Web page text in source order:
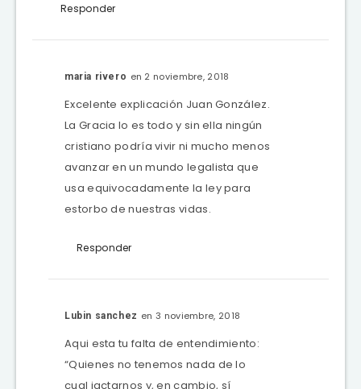
Responder
maria rivero en 2 noviembre, 2018
Excelente explicación Juan González.
La Gracia lo es todo y sin ella ningún
cristiano podría vivir ni mucho menos
avanzar en un mundo legalista que
usa equivocadamente la ley para
estorbo de nuestras vidas.
Responder
Lubin sanchez en 3 noviembre, 2018
Aqui esta tu falta de entendimiento:
“Quienes no tenemos nada de lo
cual jactarnos y, en cambio, sí